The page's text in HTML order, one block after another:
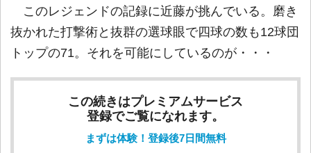
このレジェンドの記録に近藤が挑んでいる。磨き
抜かれた打撃術と抜群の選球眼で四球の数も12球団
トップの71。それを可能にしているのが・・・
この続きはプレミアムサービス
登録でご覧になれます。
まずは体験！登録後7日間無料